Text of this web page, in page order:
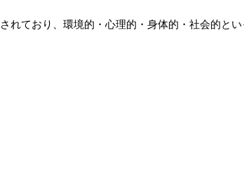
れており、環境的・心理的・身体的・社会的と